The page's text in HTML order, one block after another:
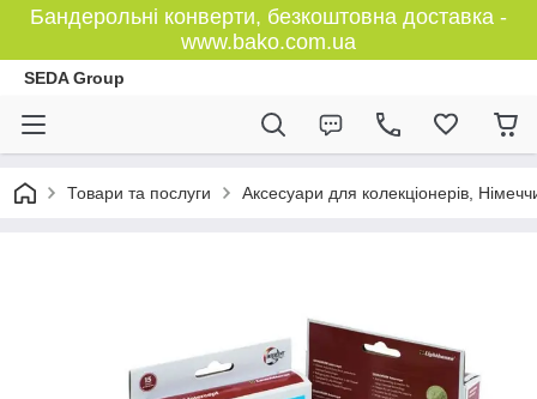
Бандерольні конверти, безкоштовна доставка -
www.bako.com.ua
SEDA Group
Товари та послуги Аксесуари для колекціонерів,